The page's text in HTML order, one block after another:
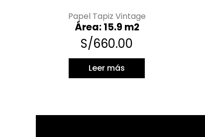
Papel Tapiz Vintage
Área: 15.9 m2
S/660.00
Leer más